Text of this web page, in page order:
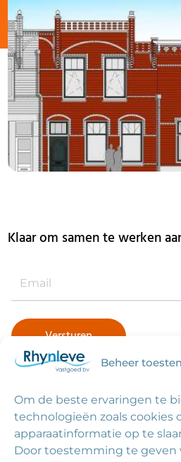
Beheer
Om de beste ervaringen te
technologieën zoals cookies
apparaatinformatie op te
Door toestemming te geven
Klaar om samen te werken
Links
Home